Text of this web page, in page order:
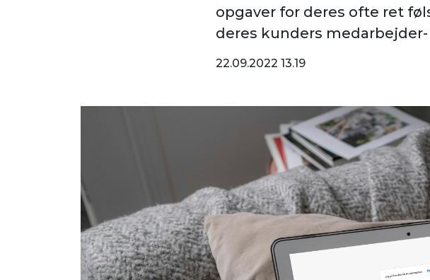
opgaver for deres ofte ret
deres kunders
22.09.2022 13.19